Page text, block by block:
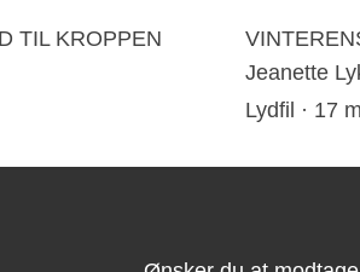
TIL KROPPEN
Jeanette
Lydfil · 17